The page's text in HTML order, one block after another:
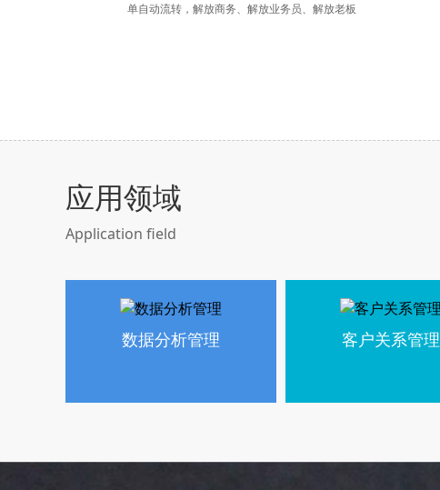
单自动流转，解放商务、解放业务员、解放老板
应用领域
Application field
数据分析管理 客户关系管理